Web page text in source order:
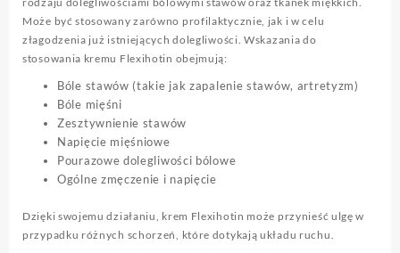
Może być stosowany zarówno profilaktycznie, jak i w celu
złagodzenia już istniejących dolegliwości. Wskazania do
stosowania kremu Flexihotin obejmują:
Bóle stawów (takie jak zapalenie stawów, artretyzm)
Bóle mięśni
Zesztywnienie stawów
Napięcie mięśniowe
Pourazowe dolegliwości bólowe
Ogólne zmęczenie i napięcie
Dzięki swojemu działaniu, krem Flexihotin może przynieść ulgę w
przypadku różnych schorzeń, które dotykają układu ruchu.